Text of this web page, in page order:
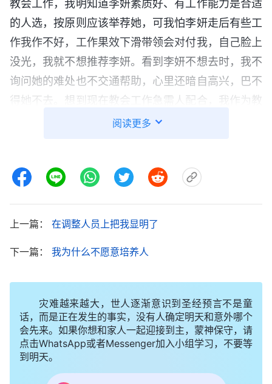
教会工作，我明知道李妍素质好、有工作能力是合适
的人选，按原则应该举荐她，可我怕李妍走后有些工
作我作不好，工作果效下滑带领会对付我，自己脸上
没光，我就不想推荐李妍。看到李妍不想去时，我不
询问她的难处也不交通帮助，心里还暗自高兴，巴不
得她不去。想到现在教会工作急需人配合，我作为教
会带领本应体贴神的心意，交通帮助李妍让她积极配
领写信推荐了李妍。
一段时间后，上层带领没有回复消息，我就以为
他们在别的教会找到人不需要李妍去了，我心里有点
窃喜。谁知道有一天带领来信让弟兄姊妹写一下对李
评价，看来是真要把李妍提拔走了。”我有些失落，
“现在福音执事得了重病不能尽本分，福音工作是我
在兼顾着，而且最近福音工作没啥起色，我也很着
急，可一时也找不到合适的人。本来李妍准备把手里
的工作忙完就和我一起配合福音工作，如果把李妍调
阅读更多
上一篇： 在调整人员上把我显明了
下一篇： 我为什么不愿意培养人
灾难越来越大，世人逐渐意识到圣经预言不是童
话，而是正在发生的事实，没有人确定明天和意外哪个
会先来。如果你想和家人一起迎接到主，蒙神保守，请
点击WhatsApp或者Messenger加入小组学习，不要等
到明天。